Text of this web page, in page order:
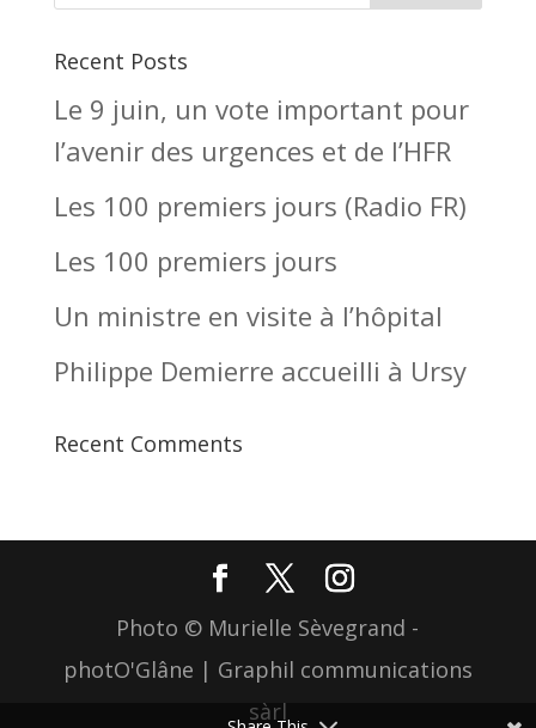
Recent Posts
Le 9 juin, un vote important pour
l’avenir des urgences et de l’HFR
Les 100 premiers jours (Radio FR)
Les 100 premiers jours
Un ministre en visite à l’hôpital
Philippe Demierre accueilli à Ursy
Recent Comments
Photo © Murielle Sèvegrand -
photO'Glâne | Graphil communications
sàrl